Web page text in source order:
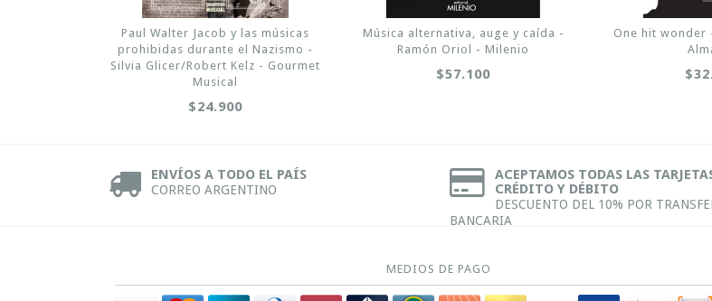
Paul Walter Jacob y las músicas
prohibidas durante el Nazismo -
Silvia Glicer/Robert Kelz - Gourmet
Musical
$24.900
Música alternativa, auge y caída -
Ramón Oriol - Milenio
$57.100
One hit wonder
ENVÍOS A TODO EL PAÍS
CORREO ARGENTINO
ACEPTAMOS TODAS LAS
CRÉDITO Y DÉBITO
DESCUENTO DEL 10% POR
BANCARIA
MEDIOS DE PAGO